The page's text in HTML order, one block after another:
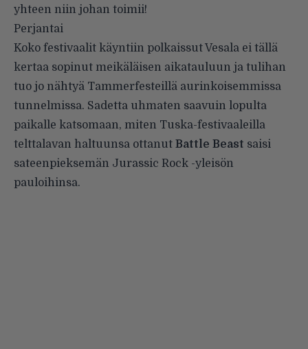
yhteen niin johan toimii!
Perjantai
Koko festivaalit käyntiin polkaissut Vesala ei tällä
kertaa sopinut meikäläisen aikatauluun ja tulihan
tuo jo nähtyä Tammerfesteillä aurinkoisemmissa
tunnelmissa. Sadetta uhmaten saavuin lopulta
paikalle katsomaan, miten Tuska-festivaaleilla
telttalavan haltuunsa ottanut Battle Beast saisi
sateenpieksemän Jurassic Rock -yleisön
pauloihinsa.